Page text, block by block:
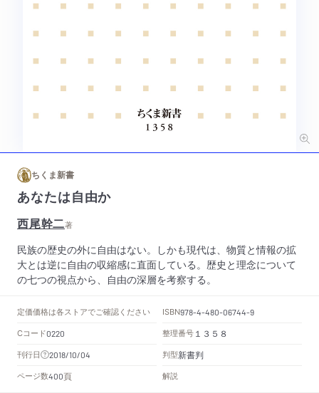
ちくま新書
あなたは自由か
西尾幹二著
民族の歴史の外に自由はない。しかも現代は、物質と情報の拡
大とは逆に自由の収縮感に直面している。歴史と理念について
の七つの視点から、自由の深層を考察する。
定価価格は各ストアでご確認ください ISBN978-4-480-06744-9
Cコード0220 整理番号 １３５８
刊行日 2018/10/04 判型新書判
ページ数400頁 解説